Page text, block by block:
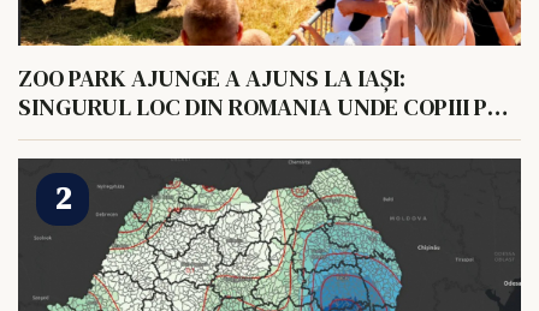
ZOO PARK AJUNGE A AJUNS LA IAȘI:
SINGURUL LOC DIN ROMANIA UNDE COPIII POT
HRANI UN ELEFANT